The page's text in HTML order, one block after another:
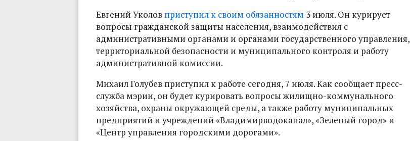
Евгений Уколов приступил к своим обязанностям3 июля. Он курирует
вопросы гражданской защиты населения, взаимодействия с
административными органами и органами государственного управления,
территориальной безопасности и муниципального контроля и работу
административной комиссии.
Михаил Голубев приступил к работе сегодня, 7 июля. Как сообщает пресс-
служба мэрии, он будет курировать вопросы жилищно-коммунального
хозяйства, охраны окружающей среды, а также работу муниципальных
предприятий и учреждений «Владимирводоканал», «Зеленый город» и
«Центр управления городскими дорогами».